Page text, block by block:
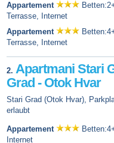
Appartement
Terrasse, Internet
Appartement
Terrasse, Internet
2. Apartmani Stari
Grad - Otok Hvar
Stari Grad (Otok Hvar),
erlaubt
Appartement
Internet